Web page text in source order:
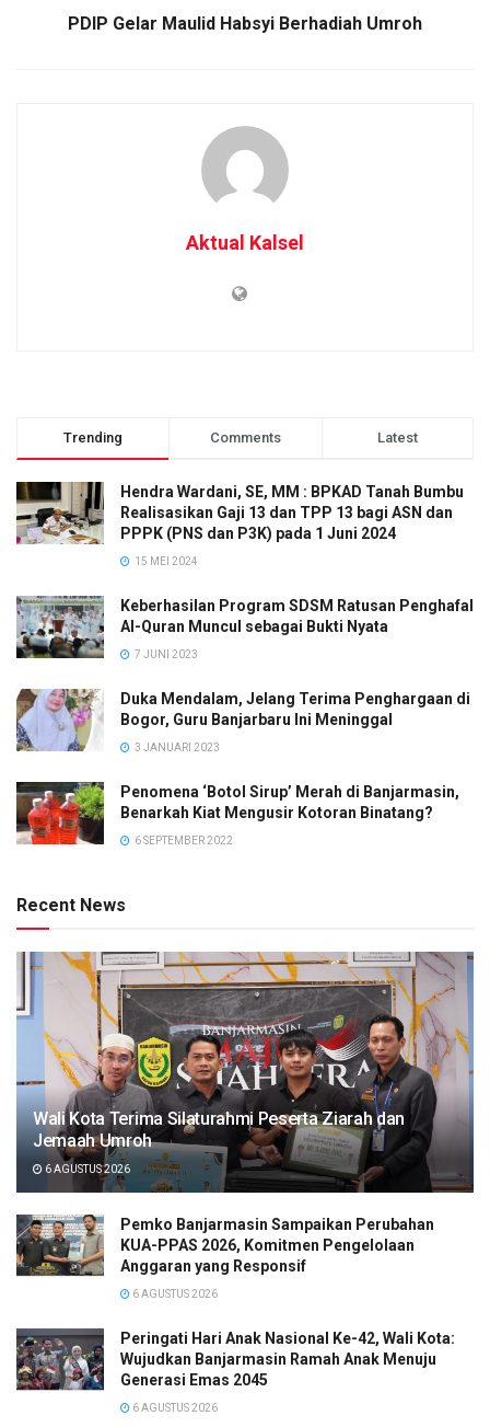
PDIP Gelar Maulid Habsyi Berhadiah Umroh
Aktual Kalsel
Trending Comments Latest
Hendra Wardani, SE, MM : BPKAD Tanah Bumbu
Realisasikan Gaji 13 dan TPP 13 bagi ASN dan
PPPK (PNS dan P3K) pada 1 Juni 2024
15 MEI 2024
Keberhasilan Program SDSM Ratusan Penghafal
Al-Quran Muncul sebagai Bukti Nyata
7 JUNI 2023
Duka Mendalam, Jelang Terima Penghargaan di
Bogor, Guru Banjarbaru Ini Meninggal
3 JANUARI 2023
Penomena ‘Botol Sirup’ Merah di Banjarmasin,
Benarkah Kiat Mengusir Kotoran Binatang?
6 SEPTEMBER 2022
Recent News
Wali Kota Terima Silaturahmi Peserta Ziarah dan
Jemaah Umroh
6 AGUSTUS 2026
Pemko Banjarmasin Sampaikan Perubahan
KUA-PPAS 2026, Komitmen Pengelolaan
Anggaran yang Responsif
6 AGUSTUS 2026
Peringati Hari Anak Nasional Ke-42, Wali Kota:
Wujudkan Banjarmasin Ramah Anak Menuju
Generasi Emas 2045
6 AGUSTUS 2026